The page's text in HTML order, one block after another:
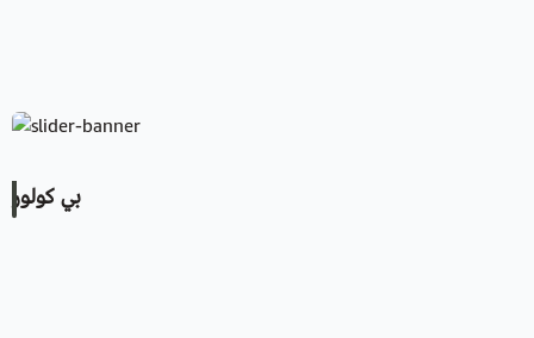
بي كولور